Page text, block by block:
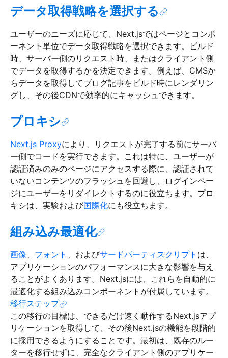
データ取得戦略を選択する
ユーザーのニーズに応じて、Next.jsではページとコンポ
ーネント単位でデータ取得戦略を選択できます。ビルド
時、サーバー側のリクエスト時、またはクライアント側
でデータを取得するかを決定できます。例えば、CMSか
らデータを取得してブログ記事をビルド時にレンダリン
グし、その後CDNで効率的にキャッシュできます。
プロキシ
Next.js Proxyにより、リクエストが完了する前にサーバ
ー側でコードを実行できます。これは特に、ユーザーが
認証済みのみのページにアクセスする際に、認証されて
いないコンテンツのフラッシュを回避し、ログインペー
ジにユーザーをリダイレクトするのに役立ちます。プロ
キシは、実験および国際化にも役立ちます。
組み込み最適化
画像、 フォント 、およびサードパーティスクリプト は、
アプリケーションのパフォーマンスに大きな影響を与え
ることがよくあります。Next.jsには、これらを自動的に
最適化する組み込みコンポーネントが付属しています。
移行ステップ
この移行の目標は、できるだけ速く動作するNext.jsアプ
リケーションを取得して、その後Next.jsの機能を段階的
に採用できるようにすることです。最初は、既存のルー
ターを移行せずに、完全なクライアント側のアプリケー